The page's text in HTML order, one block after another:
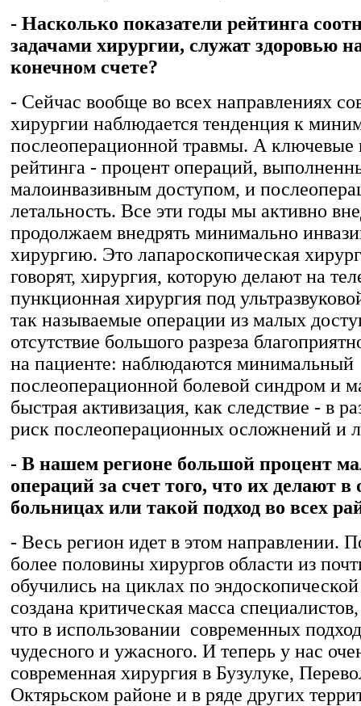
- Насколько показатели рейтинга
задачами хирургии, служат здоровью
конечном счете?
- Сейчас вообще во всех направлениях
хирургии наблюдается тенденция к
послеоперационной травмы. А ключевые
рейтинга - процент операций,
малоинвазивным доступом, и
летальность. Все эти годы мы активно
продолжаем внедрять минимально
хирургию. Это лапароскопическая
говорят, хирургия, которую делают на
пункционная хирургия под
так называемые операции из малых
отсутствие большого разреза
на пациенте: наблюдаются минимальный
послеоперационной болевой синдром и
быстрая активизация, как следствие - в
риск послеоперационных осложнений и
- В нашем регионе большой процент
операций за счет того, что их делают в
больницах или такой подход во всех
- Весь регион идет в этом направлении.
более половины хирургов области из
обучились на циклах по
создана критическая масса
что в использовании современных
чудесного и ужасного. И теперь у нас
современная хирургия в Бузулуке,
Октярьском районе и в ряде других